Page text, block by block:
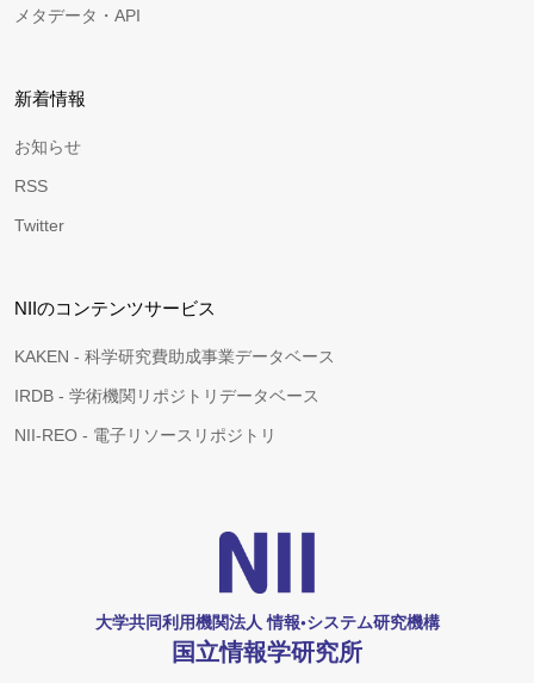
メタデータ・API
新着情報
お知らせ
RSS
Twitter
NIIのコンテンツサービス
KAKEN - 科学研究費助成事業データベース
IRDB - 学術機関リポジトリデータベース
NII-REO - 電子リソースリポジトリ
大学共同利用機関法人 情報•システム研究機構
国立情報学研究所